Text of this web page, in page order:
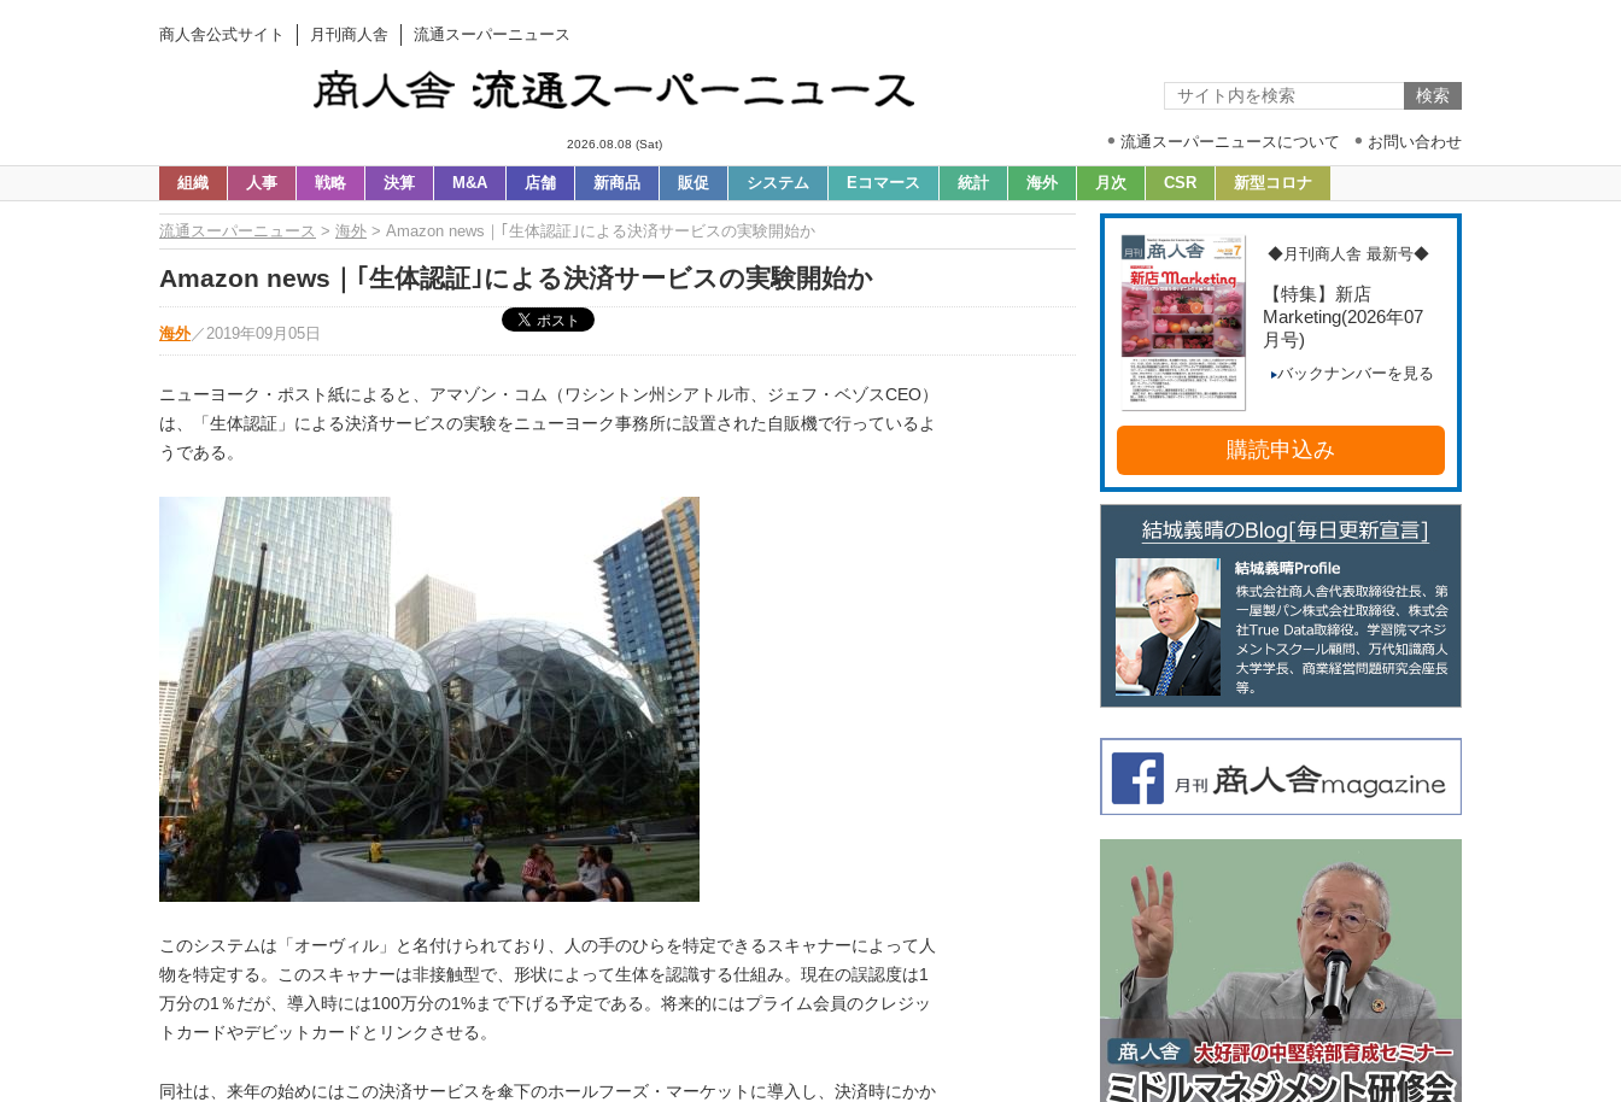
商人舎公式サイト 月刊商人舎 流通スーパーニュース
2026.08.08 (Sat) 流通スーパーニュースについて お問い合わせ
組織 人事 戦略 決算 M&A 店舗 新商品 販促 システム Eコマース 統計 海外 月次 CSR 新型コロナ
流通スーパーニュース > 海外 > Amazon news｜｢生体認証｣による決済サービスの実験開始か
Amazon news｜｢生体認証｣による決済サービスの実験開始か
海外 ／ 2019年09月05日
ニューヨーク・ポスト紙によると、アマゾン・コム（ワシントン州シアトル市、ジェフ・ベゾスCEO）
は、「生体認証」による決済サービスの実験をニューヨーク事務所に設置された自販機で行っているよ
うである。
このシステムは「オーヴィル」と名付けられており、人の手のひらを特定できるスキャナーによって人
物を特定する。このスキャナーは非接触型で、形状によって生体を認識する仕組み。現在の誤認度は1
万分の1％だが、導入時には100万分の1%まで下げる予定である。将来的にはプライム会員のクレジッ
トカードやデビットカードとリンクさせる。
同社は、来年の始めにはこの決済サービスを傘下のホールフーズ・マーケットに導入し、決済時にかか
◆月刊商人舎 最新号◆
【特集】新店
Marketing(2026年07
月号)
バックナンバーを見る
購読申込み